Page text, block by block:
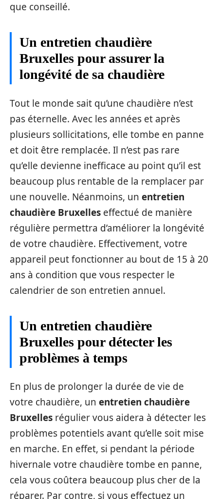
que conseillé.
Un entretien chaudière
Bruxelles pour assurer la
longévité de sa chaudière
Tout le monde sait qu’une chaudière n’est
pas éternelle. Avec les années et après
plusieurs sollicitations, elle tombe en panne
et doit être remplacée. Il n’est pas rare
qu’elle devienne inefficace au point qu’il est
beaucoup plus rentable de la remplacer par
une nouvelle. Néanmoins, un entretien
chaudière Bruxelles effectué de manière
régulière permettra d’améliorer la longévité
de votre chaudière. Effectivement, votre
appareil peut fonctionner au bout de 15 à 20
ans à condition que vous respecter le
calendrier de son entretien annuel.
Un entretien chaudière
Bruxelles pour détecter les
problèmes à temps
En plus de prolonger la durée de vie de
votre chaudière, un entretien chaudière
Bruxelles régulier vous aidera à détecter les
problèmes potentiels avant qu’elle soit mise
en marche. En effet, si pendant la période
hivernale votre chaudière tombe en panne,
cela vous coûtera beaucoup plus cher de la
réparer. Par contre, si vous effectuez un